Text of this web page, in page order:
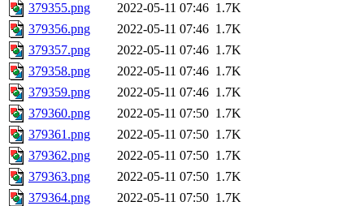
379355.png 2022-05-11 07:46 1.7K
379356.png
2022-05-11 07:46 1.7K
379357.png
2022-05-11 07:46 1.7K
379358.png
2022-05-11 07:46 1.7K
379359.png
2022-05-11 07:46 1.7K
379360.png
2022-05-11 07:50 1.7K
379361.png
2022-05-11 07:50 1.7K
379362.png
2022-05-11 07:50 1.7K
379363.png
2022-05-11 07:50 1.7K
379364.png
2022-05-11 07:50 1.7K